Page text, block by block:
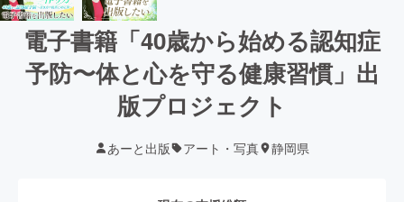
電子書籍「40歳から始める認知症
予防〜体と心を守る健康習慣」出
版プロジェクト
あーと出版 アート・写真 静岡県